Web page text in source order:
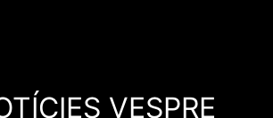
VESPRE